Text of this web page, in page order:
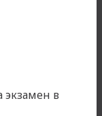
экзамен в